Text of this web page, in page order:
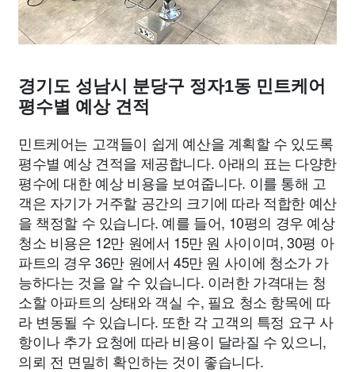
경기도 성남시 분당구 정자1동 민트케어
평수별 예상 견적
민트케어는 고객들이 쉽게 예산을 계획할 수 있도록
평수별 예상 견적을 제공합니다. 아래의 표는 다양한
평수에 대한 예상 비용을 보여줍니다. 이를 통해 고
객은 자기가 거주할 공간의 크기에 따라 적합한 예산
을 책정할 수 있습니다. 예를 들어, 10평의 경우 예상
청소 비용은 12만 원에서 15만 원 사이이며, 30평 아
파트의 경우 36만 원에서 45만 원 사이에 청소가 가
능하다는 것을 알 수 있습니다. 이러한 가격대는 청
소할 아파트의 상태와 객실 수, 필요 청소 항목에 따
라 변동될 수 있습니다. 또한 각 고객의 특정 요구 사
항이나 추가 요청에 따라 비용이 달라질 수 있으니,
의뢰 전 면밀히 확인하는 것이 좋습니다.